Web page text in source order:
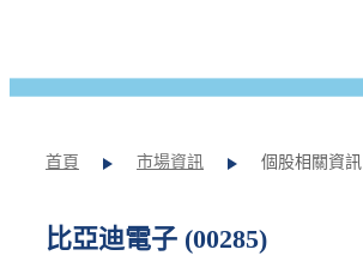
首頁 市場資訊 個股相關資訊
比亞迪電子 (00285)